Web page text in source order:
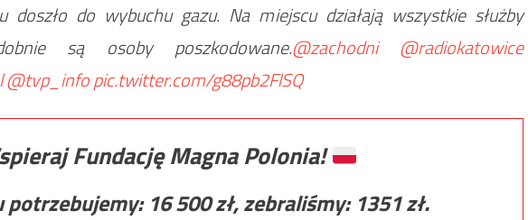
do wybuchu gazu. Na miejscu działają wszystkie służby
są osoby poszkodowane.@zachodni
@radiokatowice
@tvp_infopic.twitter.com/g88pb2FlSQ
Fundację Magna Polonia!
potrzebujemy: 16 500zł, zebraliśmy: 1351zł.